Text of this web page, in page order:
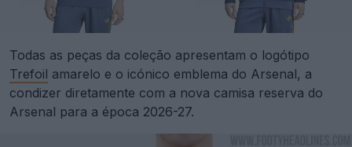
Todas as peças da coleção apresentam o logótipo
Trefoil amarelo e o icónico emblema do Arsenal, a
condizer diretamente com a nova camisa reserva do
Arsenal para a época 2026-27.